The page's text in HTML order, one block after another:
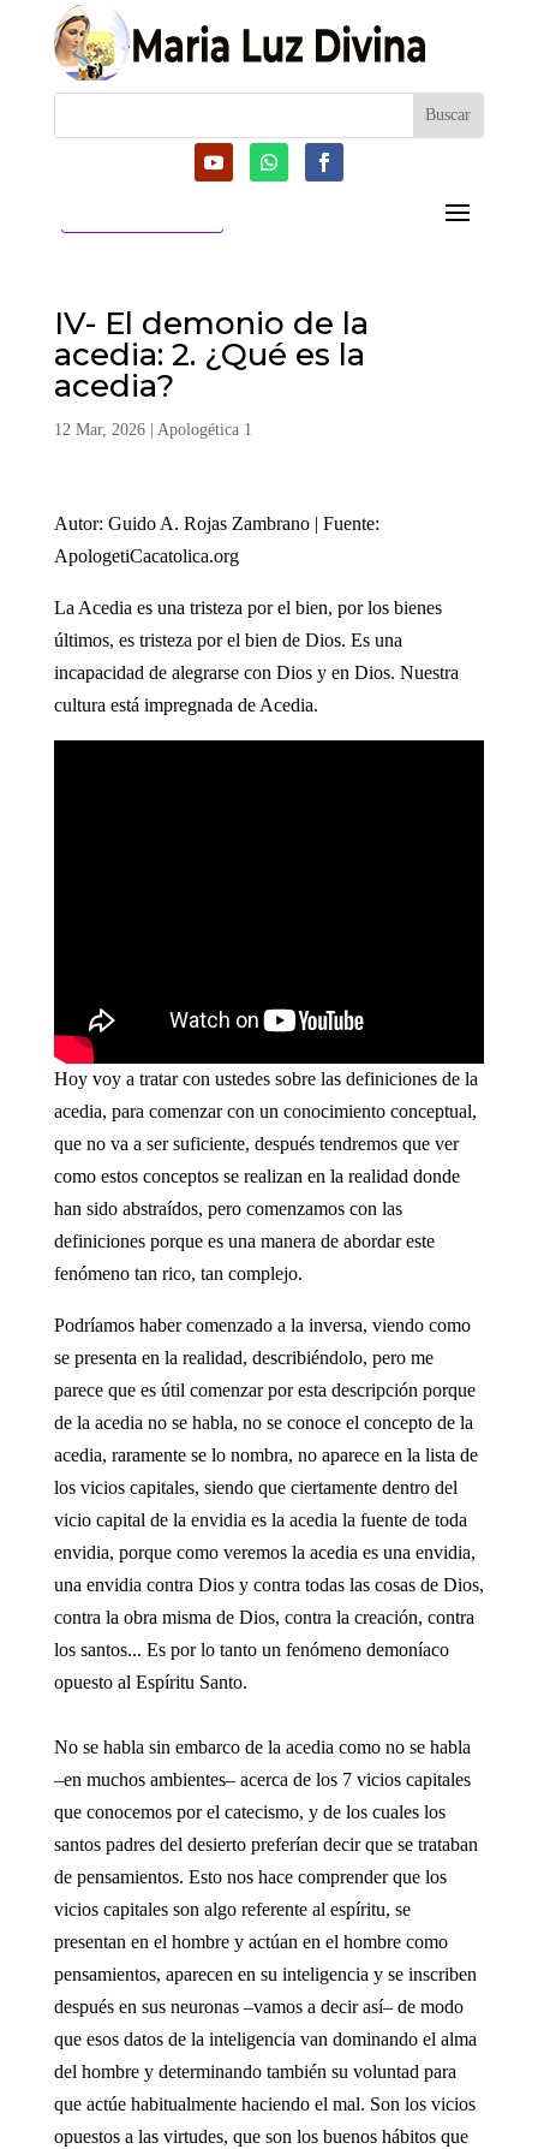
IV- El demonio de la
acedia: 2. ¿Qué es la
acedia?
12 Mar, 2026| Apologética 1
Autor: Guido A. Rojas Zambrano | Fuente:
ApologetiCacatolica.org
La Acedia es una tristeza por el bien, por los bienes
últimos, es tristeza por el bien de Dios. Es una
incapacidad de alegrarse con Dios y en Dios. Nuestra
cultura está impregnada de Acedia.
Hoy voy a tratar con ustedes sobre las definiciones de la
acedia, para comenzar con un conocimiento conceptual,
que no va a ser suficiente, después tendremos que ver
como estos conceptos se realizan en la realidad donde
han sido abstraídos, pero comenzamos con las
definiciones porque es una manera de abordar este
fenómeno tan rico, tan complejo.
Podríamos haber comenzado a la inversa, viendo como
se presenta en la realidad, describiéndolo, pero me
parece que es útil comenzar por esta descripción porque
de la acedia no se habla, no se conoce el concepto de la
acedia, raramente se lo nombra, no aparece en la lista de
los vicios capitales, siendo que ciertamente dentro del
vicio capital de la envidia es la acedia la fuente de toda
envidia, porque como veremos la acedia es una envidia,
una envidia contra Dios y contra todas las cosas de Dios,
contra la obra misma de Dios, contra la creación, contra
los santos... Es por lo tanto un fenómeno demoníaco
opuesto al Espíritu Santo.
No se habla sin embarco de la acedia como no se habla
–en muchos ambientes– acerca de los 7 vicios capitales
que conocemos por el catecismo, y de los cuales los
santos padres del desierto preferían decir que se trataban
de pensamientos. Esto nos hace comprender que los
vicios capitales son algo referente al espíritu, se
presentan en el hombre y actúan en el hombre como
pensamientos, aparecen en su inteligencia y se inscriben
después en sus neuronas –vamos a decir así– de modo
que esos datos de la inteligencia van dominando el alma
del hombre y determinando también su voluntad para
que actúe habitualmente haciendo el mal. Son los vicios
opuestos a las virtudes, que son los buenos hábitos que